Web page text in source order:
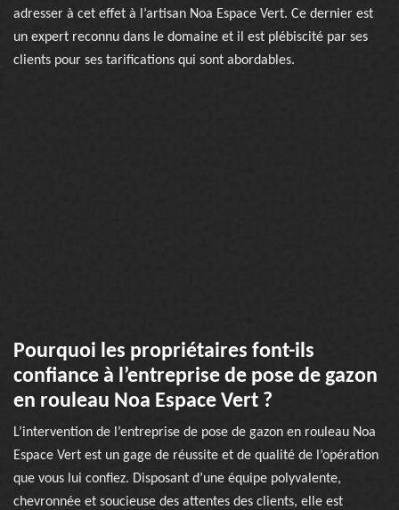
adresser à cet effet à l’artisan Noa Espace Vert. Ce dernier est
un expert reconnu dans le domaine et il est plébiscité par ses
clients pour ses tarifications qui sont abordables.
Pourquoi les propriétaires font-ils
confiance à l’entreprise de pose de gazon
en rouleau Noa Espace Vert ?
L’intervention de l’entreprise de pose de gazon en rouleau Noa
Espace Vert est un gage de réussite et de qualité de l’opération
que vous lui confiez. Disposant d’une équipe polyvalente,
chevronnée et soucieuse des attentes des clients, elle est